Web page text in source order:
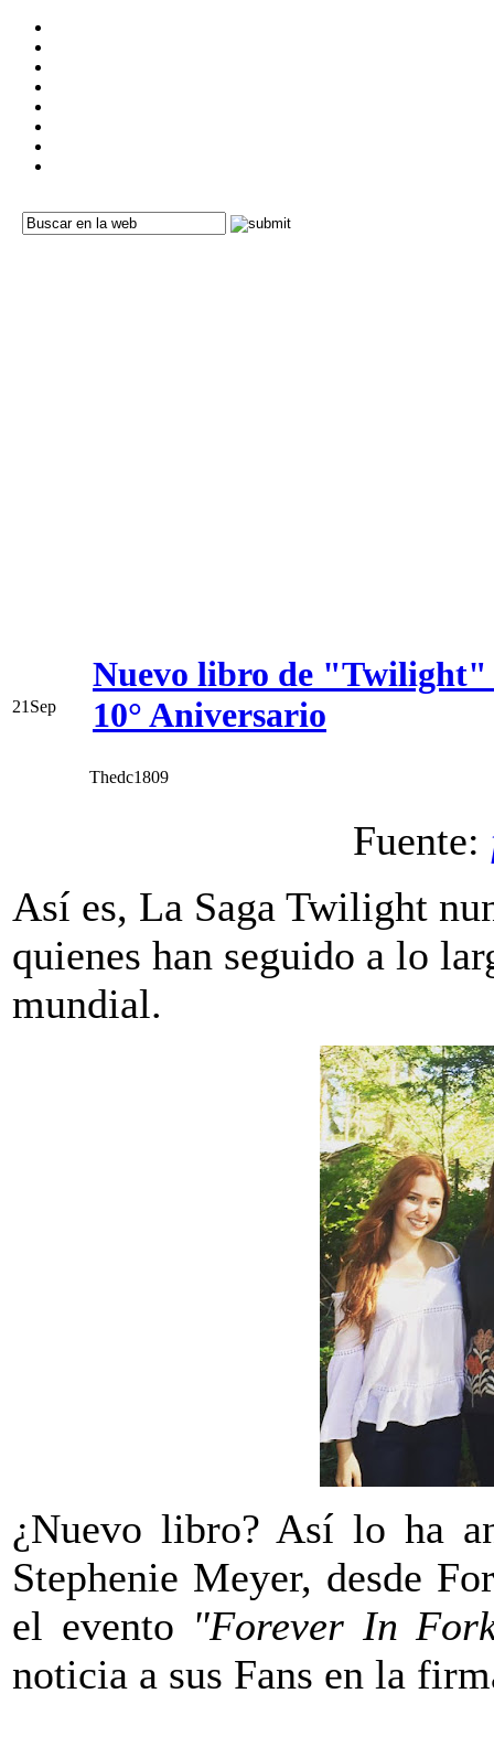
21 Sep
Nuevo libro de "Twilight"
10° Aniversario
Thedc1809
Fuente:
Así es, La Saga Twilight
quienes han seguido a lo
mundial.
¿Nuevo libro? Así lo ha
Stephenie Meyer, desde
el evento "Forever In
noticia a sus Fans en la